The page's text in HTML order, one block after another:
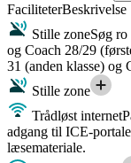
FaciliteterBeskrivelse
Stille zoneSøg
og Coach 28/29
31 (anden klasse) og
Stille zone
Trådløst internet
adgang til ICE-
læsemateriale.